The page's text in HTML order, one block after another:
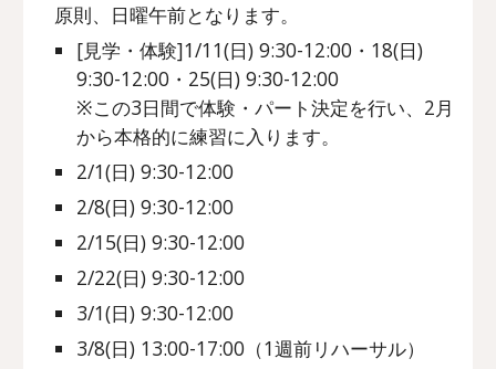
原則、日曜午前となります。
[見学・体験]1/11(日) 9:30-12:00 ・18(日)
9:30-12:00・25(日) 9:30-12:00
※この3日間で体験・パート決定を行い、2月
から本格的に練習に入ります。
2/1(日) 9:30-12:00
2/8(日) 9:30-12:00
2/15(日)9:30-12:00
2/22(日) 9:30-12:00
3/1(日) 9:30-12:00
3/8(日) 13:00-17:00（1週前リハーサル）